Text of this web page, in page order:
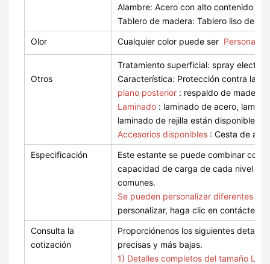
acabado imitación
madera y paneles
modulares de malla
metálica, este sistema
de estanterías está
diseñado para
maximizar la visibilidad
de los productos sin
comprometer la
capacidad de carga.
Ideal para
supermercados,
tiendas de abarrotes,
conveniencia y
comercios
especializados.
Alambre: Acero con alto contenido
Tablero de madera: Tablero liso de
Olor
Cualquier color puede ser
Otros
Tratamiento superficial: spray
Característica: Protección contra la
plano posterior : respaldo de madera,
Laminado : laminado de acero,
laminado de rejilla están disponibles
Accesorios disponibles : Cesta de
Especificación
Este estante se puede combinar con
capacidad de carga de cada nivel
comunes.
Se pueden personalizar diferentes
personalizar, haga clic en
Consulta la
cotización
Proporciónenos los siguientes
precisas y más bajas.
1) Detalles completos del tamaño